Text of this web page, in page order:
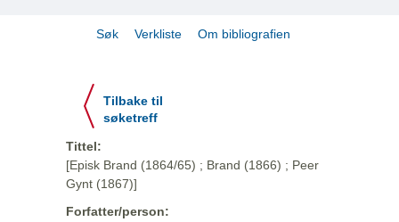
Søk Verkliste Om bibliografien
Tilbake til
søketreff
Tittel:
[Episk Brand (1864/65) ; Brand (1866) ; Peer
Gynt (1867)]
Forfatter/person: